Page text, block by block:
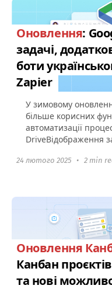
Оновлення:
задачі,
боти
Zapier
У зимовому
більше корисних
автоматизації
DriveВідображення
24 лютого 2025 • 2 min
Оновлення
Канбан
та нові